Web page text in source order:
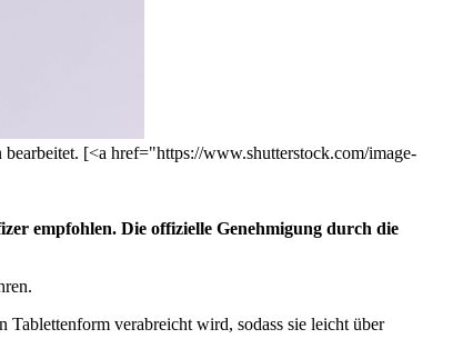
[<a href="https://www.shutterstock.com/image-
empfohlen. Die offizielle Genehmigung durch die
verabreicht wird, sodass sie leicht über